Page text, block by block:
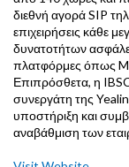
διεθνή αγορά SIP
επιχειρήσεις κάθε
δυνατοτήτων
πλατφόρμες όπως
Επιπρόσθετα, η
συνεργάτη της
υποστήριξη και
αναβάθμιση των